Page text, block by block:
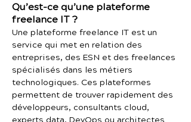
Qu’est-ce qu’une plateforme
freelance IT ?
Une plateforme freelance IT est un
service qui met en relation des
entreprises, des ESN et des freelances
spécialisés dans les métiers
technologiques. Ces plateformes
permettent de trouver rapidement des
développeurs, consultants cloud,